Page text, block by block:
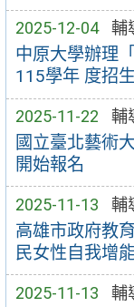
2025-12-04 輔
中原大學辦理
115學年 度招
2025-11-22 輔
國立臺北藝術
開始報名
2025-11-13 輔
高雄市政府教
民女性自我增能
2025-11-13 輔